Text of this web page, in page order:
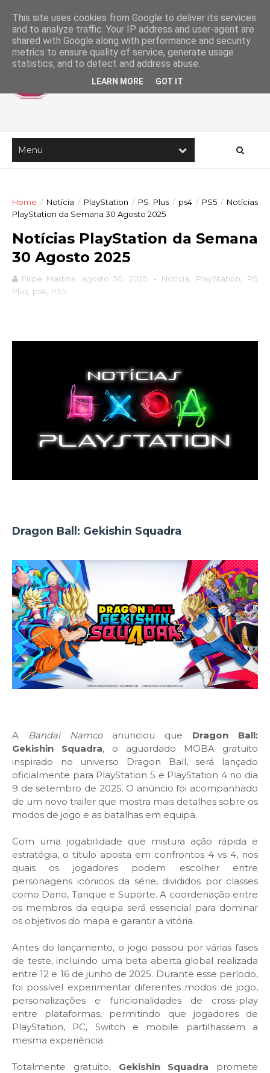
Home / Notícia / PlayStation / PS Plus / ps4 / PS5 / Notícias
PlayStation da Semana 30 Agosto 2025
Notícias PlayStation da Semana
30 Agosto 2025
Filipe Martins agosto 30, 2025 - Notícia PlayStation
PS
Plus ps4 PS5
Dragon Ball: Gekishin Squadra
A Bandai Namcoanunciou que Dragon Ball:
Gekishin Squadra, o aguardado MOBA gratuito
inspirado no universo Dragon Ball, será lançado
oficialmente para PlayStation 5 e PlayStation 4 no dia
9 de setembro de 2025. O anúncio foi acompanhado
de um novo trailer que mostra mais detalhes sobre os
modos de jogo e as batalhas em equipa.
Com uma jogabilidade que mistura ação rápida e
estratégia, o título aposta em confrontos 4 vs 4, nos
quais os jogadores podem escolher entre
personagens icónicos da série, divididos por classes
como Dano, Tanque e Suporte. A coordenação entre
os membros da equipa será essencial para dominar
os objetivos do mapa e garantir a vitória.
Antes do lançamento, o jogo passou por várias fases
de teste, incluindo uma beta aberta global realizada
entre 12 e 16 de junho de 2025. Durante esse período,
foi possível experimentar diferentes modos de jogo,
personalizações e funcionalidades de cross-play
entre plataformas, permitindo que jogadores de
PlayStation, PC, Switch e mobile partilhassem a
mesma experiência.
Totalmente gratuito, Gekishin Squadra promete
This site uses cookies from Google to deliver its services
and to analyze traffic. Your IP address and user-agent are
shared with Google along with performance and security
metrics to ensure quality of service, generate usage
statistics, and to detect and address abuse.
LEARN MORE GOT IT